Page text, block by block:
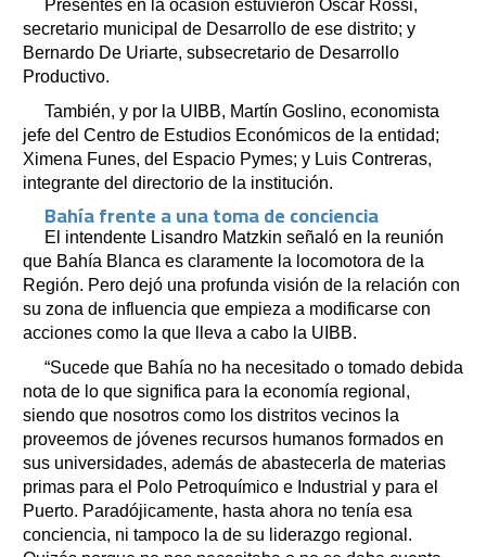
Presentes en la ocasión estuvieron Oscar Rossi,
secretario municipal de Desarrollo de ese distrito; y
Bernardo De Uriarte, subsecretario de Desarrollo
Productivo.
También, y por la UIBB, Martín Goslino, economista
jefe del Centro de Estudios Económicos de la entidad;
Ximena Funes, del Espacio Pymes; y Luis Contreras,
integrante del directorio de la institución.
Bahía frente a una toma de conciencia
El intendente Lisandro Matzkin señaló en la reunión
que Bahía Blanca es claramente la locomotora de la
Región. Pero dejó una profunda visión de la relación con
su zona de influencia que empieza a modificarse con
acciones como la que lleva a cabo la UIBB.
“Sucede que Bahía no ha necesitado o tomado debida
nota de lo que significa para la economía regional,
siendo que nosotros como los distritos vecinos la
proveemos de jóvenes recursos humanos formados en
sus universidades, además de abastecerla de materias
primas para el Polo Petroquímico e Industrial y para el
Puerto. Paradójicamente, hasta ahora no tenía esa
conciencia, ni tampoco la de su liderazgo regional.